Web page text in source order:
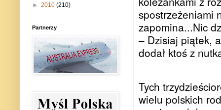
spostrzeżeniami
zapomina...Nic
– Dzisiaj piątek,
dodał ktoś z
Tych
wielu polskich
► 2010 (210)
Partnerzy